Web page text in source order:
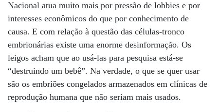
Nacional atua muito mais por pressão de lobbies e por
interesses econômicos do que por conhecimento de
causa. E com relação à questão das células-tronco
embrionárias existe uma enorme desinformação. Os
leigos acham que ao usá-las para pesquisa está-se
“destruindo um bebê”. Na verdade, o que se quer usar
são os embriões congelados armazenados em clínicas de
reprodução humana que não seriam mais usados.